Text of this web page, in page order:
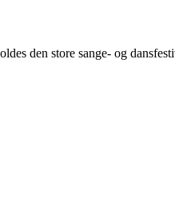
den store sange- og